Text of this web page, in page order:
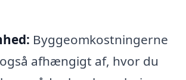
Byggeomkostningerne
afhængigt af, hvor du